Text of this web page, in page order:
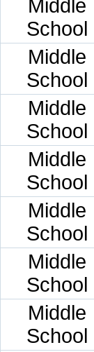
Middle
School
Middle
School
Middle
School
Middle
School
Middle
School
Middle
School
Middle
School